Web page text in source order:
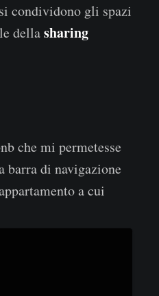
condividono gli spazi
dellasharing
che mi permetesse
di navigazione
a cui